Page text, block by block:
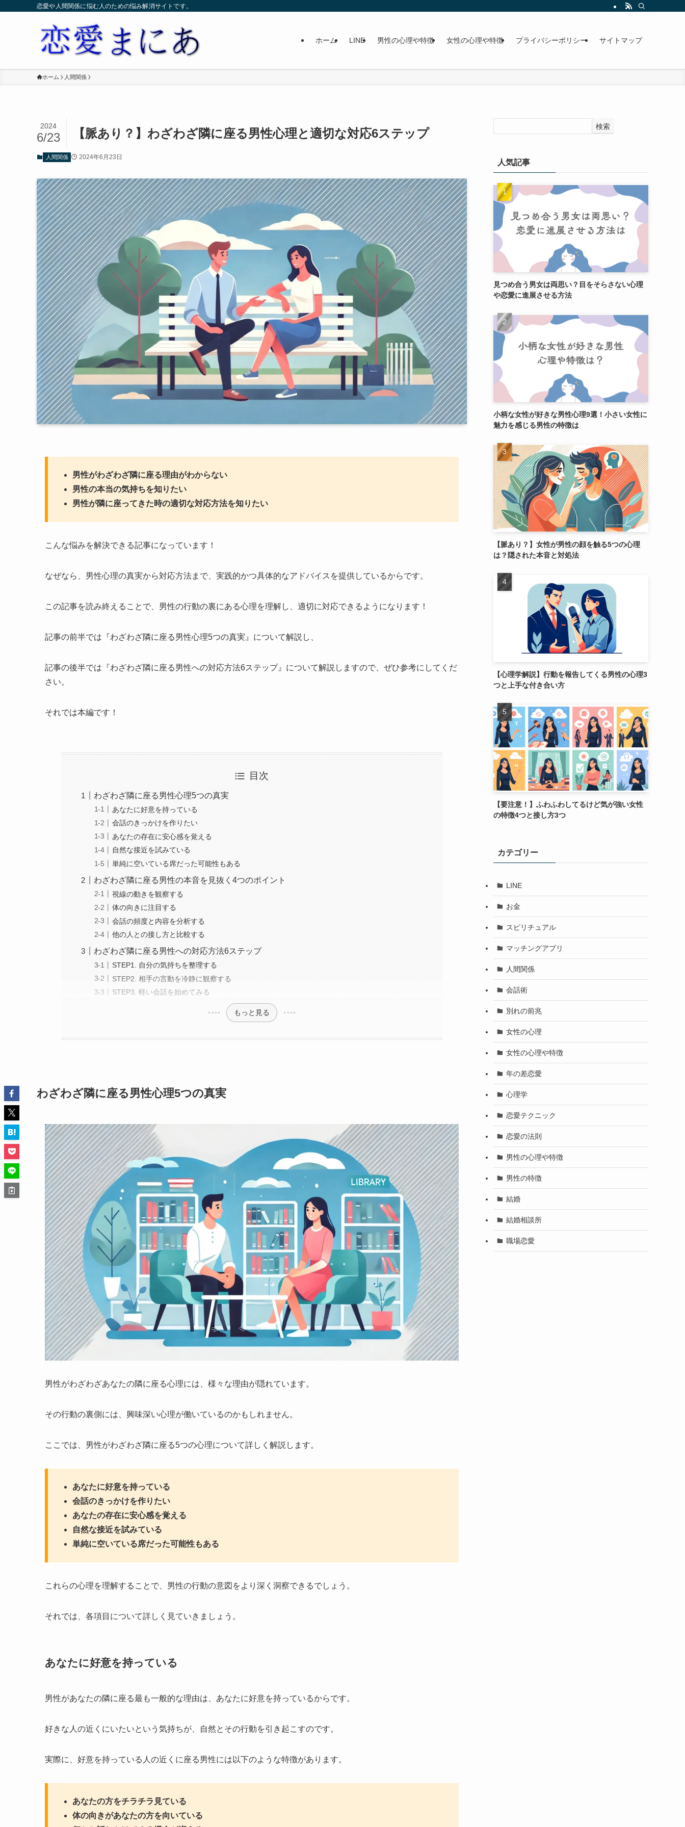
恋愛や人間関係に悩む人のための悩み解消サイトです。
ホーム LINE 男性の心理や特徴 女性の心理や特徴 プライバシーポリシー サイトマップ
ホーム 人間関係
【脈あり？】わざわざ隣に座る男性心理と適切な対応6ステップ
2024
6/23
人間関係 2024年6月23日
男性がわざわざ隣に座る理由がわからない
男性の本当の気持ちを知りたい
男性が隣に座ってきた時の適切な対応方法を知りたい
こんな悩みを解決できる記事になっています！
なぜなら、男性心理の真実から対応方法まで、実践的かつ具体的なアドバイスを提供しているからです。
この記事を読み終えることで、男性の行動の裏にある心理を理解し、適切に対応できるようになります！
記事の前半では『わざわざ隣に座る男性心理5つの真実』について解説し、
記事の後半では『わざわざ隣に座る男性への対応方法6ステップ』について解説しますので、ぜひ参考にしてくだ
さい。
それでは本編です！
目次
わざわざ隣に座る男性心理5つの真実
あなたに好意を持っている
会話のきっかけを作りたい
あなたの存在に安心感を覚える
自然な接近を試みている
単純に空いている席だった可能性もある
わざわざ隣に座る男性の本音を見抜く4つのポイント
視線の動きを観察する
体の向きに注目する
会話の頻度と内容を分析する
他の人との接し方と比較する
わざわざ隣に座る男性への対応方法6ステップ
STEP1. 自分の気持ちを整理する
STEP2. 相手の言動を冷静に観察する
STEP3. 軽い会話を始めてみる
もっと見る
わざわざ隣に座る男性心理5つの真実
男性がわざわざあなたの隣に座る心理には、様々な理由が隠れています。
その行動の裏側には、興味深い心理が働いているのかもしれません。
ここでは、男性がわざわざ隣に座る5つの心理について詳しく解説します。
あなたに好意を持っている
会話のきっかけを作りたい
あなたの存在に安心感を覚える
自然な接近を試みている
単純に空いている席だった可能性もある
これらの心理を理解することで、男性の行動の意図をより深く洞察できるでしょう。
それでは、各項目について詳しく見ていきましょう。
あなたに好意を持っている
男性があなたの隣に座る最も一般的な理由は、あなたに好意を持っているからです。
好きな人の近くにいたいという気持ちが、自然とその行動を引き起こすのです。
実際に、好意を持っている人の近くに座る男性には以下のような特徴があります。
あなたの方をチラチラ見ている
体の向きがあなたの方を向いている
検索
人気記事
見つめ合う男女は両思い？目をそらさない心理
や恋愛に進展させる方法
小柄な女性が好きな男性心理9選！小さい女性に
魅力を感じる男性の特徴は
【脈あり？】女性が男性の顔を触る5つの心理
は？隠された本音と対処法
【心理学解説】行動を報告してくる男性の心理3
つと上手な付き合い方
【要注意！】ふわふわしてるけど気が強い女性
の特徴4つと接し方3つ
カテゴリー
LINE
お金
スピリチュアル
マッチングアプリ
人間関係
会話術
別れの前兆
女性の心理
女性の心理や特徴
年の差恋愛
心理学
恋愛テクニック
恋愛の法則
男性の心理や特徴
男性の特徴
結婚
結婚相談所
職場恋愛